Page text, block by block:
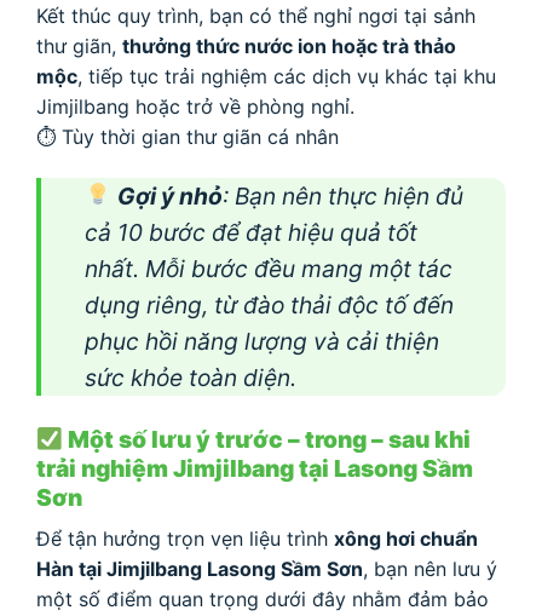
Kết thúc quy trình, bạn có thể nghỉ ngơi tại sảnh
thư giãn, thưởng thức nước ion hoặc trà thảo
mộc, tiếp tục trải nghiệm các dịch vụ khác tại khu
Jimjilbang hoặc trở về phòng nghỉ.
⏱ Tùy thời gian thư giãn cá nhân
Gợi ý nhỏ: Bạn nên thực hiện đủ
cả 10 bước để đạt hiệu quả tốt
nhất. Mỗi bước đều mang một tác
dụng riêng, từ đào thải độc tố đến
phục hồi năng lượng và cải thiện
sức khỏe toàn diện.
Một số lưu ý trước – trong – sau khi
trải nghiệm Jimjilbang tại Lasong Sầm
Sơn
Để tận hưởng trọn vẹn liệu trình xông hơi chuẩn
Hàn tại Jimjilbang Lasong Sầm Sơn, bạn nên lưu ý
một số điểm quan trọng dưới đây nhằm đảm bảo